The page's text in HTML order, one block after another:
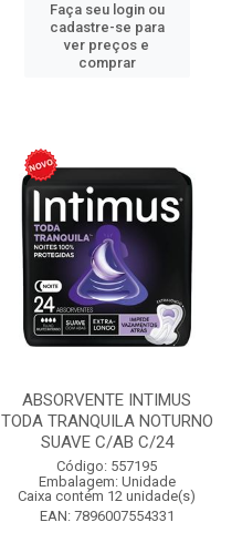
Faça seu login ou
cadastre-se para
ver preços e
comprar
ABSORVENTE INTIMUS
TODA TRANQUILA NOTURNO
SUAVE C/AB C/24
Código: 557195
Embalagem: Unidade
Caixa contém 12 unidade(s)
EAN: 7896007554331